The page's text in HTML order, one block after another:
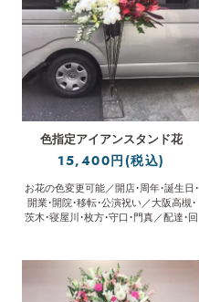
色指定アイアンスタンド花
15,400円(税込)
お花の色変更可能／開店・周年・誕生日・
開業・開院・移転・公演祝い／大阪高槻・
茨木・寝屋川・枚方・守口・門真／配達・回